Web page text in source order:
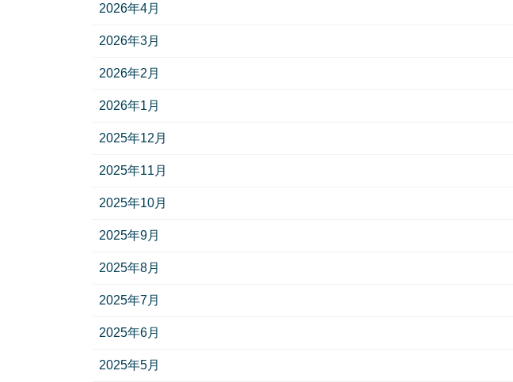
2026年4月
2026年3月
2026年2月
2026年1月
2025年12月
2025年11月
2025年10月
2025年9月
2025年8月
2025年7月
2025年6月
2025年5月